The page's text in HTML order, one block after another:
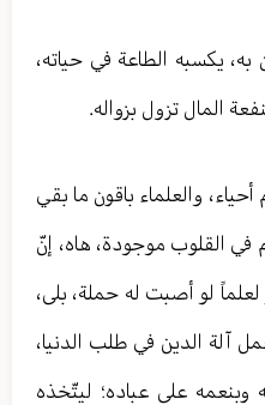
به، يكسبه الطاعة في حياته،
المال تزول بزواله.
والعلماء باقون ما بقي
في القلوب موجودة، هاه، إنّ
لو أصبت له حملة، بلى،
آلة الدين في طلب الدنيا،
على عباده؛ ليتّخذه